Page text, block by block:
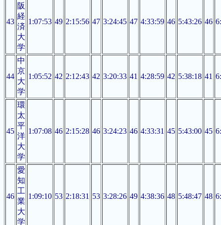
43
阪
経
済
大
学
1:07:53 49 2:15:56 47 3:24:45 47 4:33:59 46 5:43:26 46
44
中
京
大
学
1:05:52 42 2:12:43 42 3:20:33 41 4:28:59 42 5:38:18 41
45
環
太
平
洋
大
学
1:07:08 46 2:15:28 46 3:24:23 46 4:33:31 45 5:43:00 45
46
愛
知
工
業
大
学
1:09:10 53 2:18:31 53 3:28:26 49 4:38:36 48 5:48:47 48